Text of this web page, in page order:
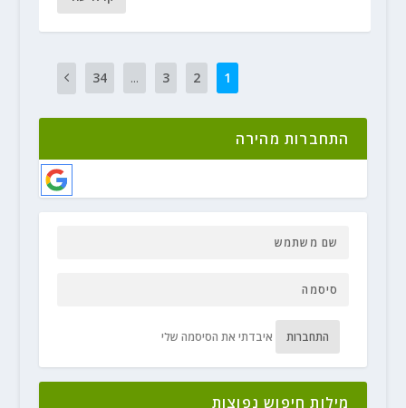
1
2
3
...
34
התחברות מהירה
התחברות איבדתי את הסיסמה שלי
מילות חיפוש נפוצות